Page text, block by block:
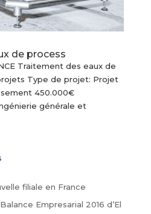
de process
Traitement des eaux de
Type de projet: Projet
450.000€
générale et
filiale en France
Empresarial 2016 d’El